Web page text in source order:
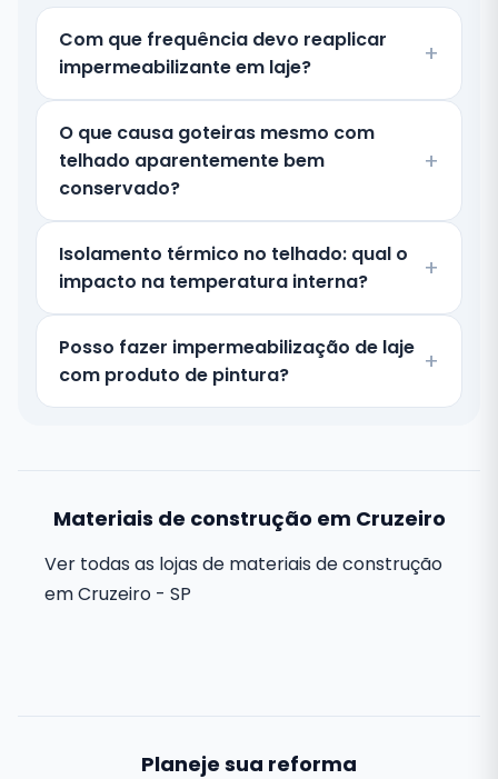
Com que frequência devo reaplicar
impermeabilizante em laje?
O que causa goteiras mesmo com
telhado aparentemente bem
conservado?
Isolamento térmico no telhado: qual o
impacto na temperatura interna?
Posso fazer impermeabilização de laje
com produto de pintura?
Materiais de construção em Cruzeiro
Ver todas as lojas de materiais de construção
em Cruzeiro - SP
Planeje sua reforma